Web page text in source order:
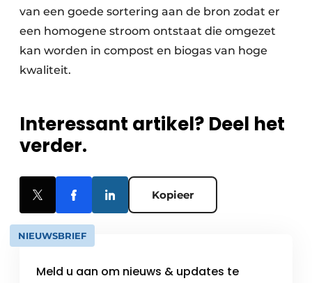
van een goede sortering aan de bron zodat er
een homogene stroom ontstaat die omgezet
kan worden in compost en biogas van hoge
kwaliteit.
Interessant artikel? Deel het
verder.
Kopieer
NIEUWSBRIEF
Meld u aan om nieuws & updates te